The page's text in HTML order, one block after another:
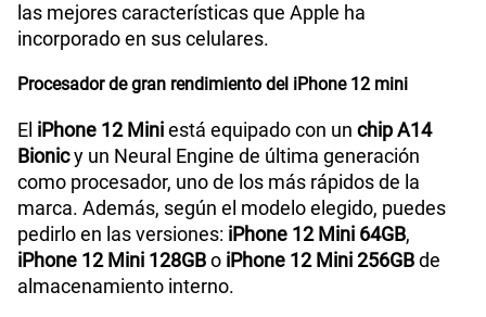
las mejores características que Apple ha
incorporado en sus celulares.
Procesador de gran rendimiento del iPhone 12 mini
El iPhone 12 Miniestá equipado con un chip A14
Bionicy un Neural Engine de última generación
como procesador, uno de los más rápidos de la
marca. Además, según el modelo elegido, puedes
pedirlo en las versiones: iPhone 12 Mini 64GB,
iPhone 12 Mini 128GBo iPhone 12 Mini 256GBde
almacenamiento interno.